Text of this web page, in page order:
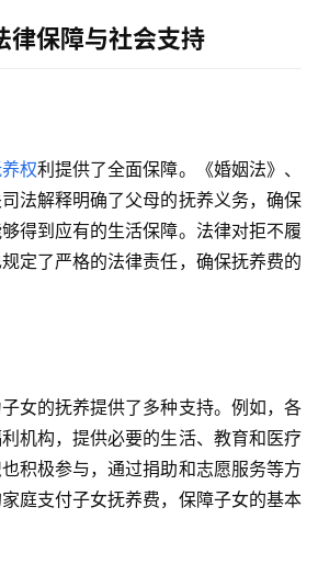
律保障与社会支持
权利提供了全面保障。《婚姻法》、
司法解释明确了父母的抚养义务，确保
得到应有的生活保障。法律对拒不履
定了严格的法律责任，确保抚养费的
女的抚养提供了多种支持。例如，各
机构，提供必要的生活、教育和医疗
积极参与，通过捐助和志愿服务等方
庭支付子女抚养费，保障子女的基本